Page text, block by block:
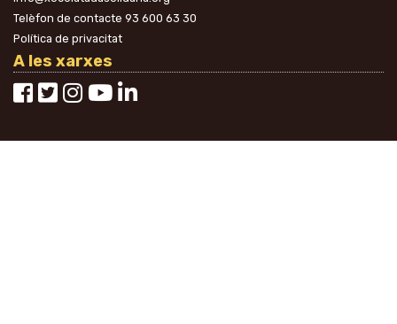
Telèfon de contacte 93 600 63 30
Política de privacitat
A les xarxes